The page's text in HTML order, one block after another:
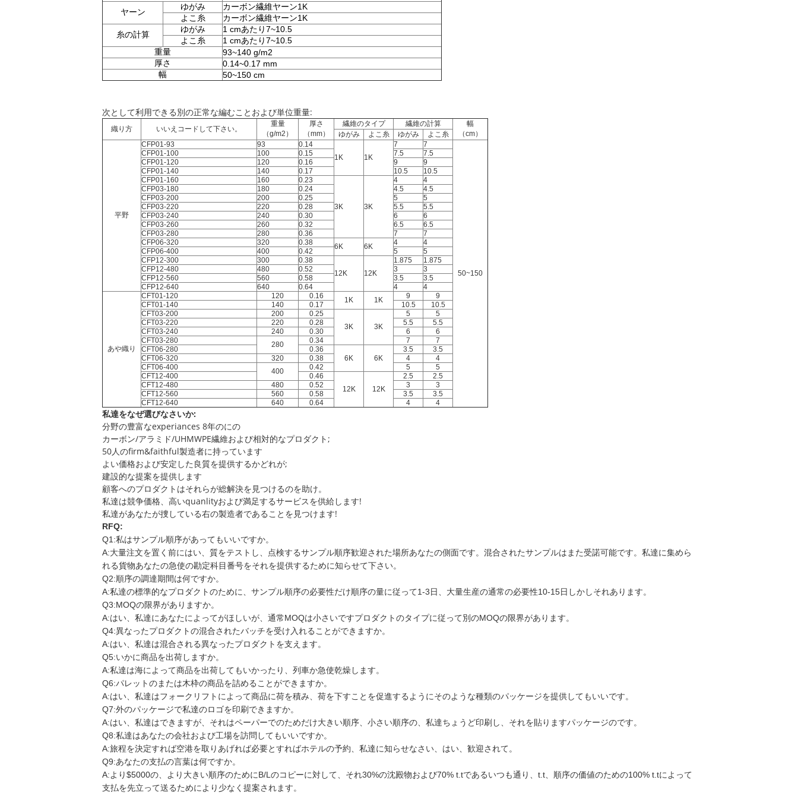
ヤーン
ゆがみ
カーボン繊維ヤーン1K
よこ糸
カーボン繊維ヤーン1K
糸の計算
ゆがみ
1 cmあたり7~10.5
よこ糸
1 cmあたり7~10.5
重量
93~140 g/m2
厚さ
0.14~0.17 mm
幅
50~150 cm
次として利用できる別の正常な編むことおよび単位重量:
織り方 いいえコードして下さい。
重量
（g/m2）
厚さ
（mm）
繊維のタイプ 繊維の計算
幅
（cm）
ゆがみ よこ糸 ゆがみ よこ糸
平野
CFP01-93 93
0.14
1K
1K
7 7
50~150
CFP01-100 100 0.15 7.5
7.5
CFP01-120
120 0.16 9
9
CFP01-140
140 0.17 10.5
10.5
CFP01-160
160 0.23
3K 3K
4
4
CFP03-180
180 0.24 4.5
4.5
CFP03-200
200 0.25 5
5
CFP03-220
220 0.28 5.5
5.5
CFP03-240
240 0.30 6
6
CFP03-260
260 0.32 6.5
6.5
CFP03-280
280 0.36 7
7
CFP06-320
320 0.38 6K 6K 4
4
CFP06-400
400 0.42 5
5
CFP12-300
300
0.38
12K
12K
1.875
1.875
CFP12-480
480 0.52 3
3
CFP12-560
560 0.58 3.5
3.5
CFP12-640
640 0.64 4 4
あや織り
CFT01-120 120 0.16 1K 1K 9
9
CFT01-140
140 0.17 10.5
10.5
CFT03-200
200
0.25
3K
3K
5
5
CFT03-220
220 0.28 5.5
5.5
CFT03-240
240 0.30 6
6
CFT03-280
280 0.34 7
7
CFT06-280
0.36
6K
6K
3.5
3.5
CFT06-320
320 0.38 4
4
CFT06-400
400 0.42 5
5
CFT12-400
0.46
12K
12K
2.5
2.5
CFT12-480
480 0.52 3
3
CFT12-560
560 0.58 3.5
3.5
CFT12-640
640 0.64 4 4
私達をなぜ選びなさいか:
分野の豊富なexperiances 8年のにの
カーボン/アラミド/UHMWPE繊維および相対的なプロダクト;
50人のfirm&faithful製造者に持っています
よい価格および安定した良質を提供するかどれが;
建設的な提案を提供します
顧客へのプロダクトはそれらが総解決を見つけるのを助け。
私達は競争価格、高いquanlityおよび満足するサービスを供給します!
私達があなたが捜している右の製造者であることを見つけます!
RFQ:
Q1:私はサンプル順序があってもいいですか。
A:大量注文を置く前にはい、質をテストし、点検するサンプル順序歓迎された場所あなたの側面です。混合されたサンプルはまた受諾可能です。私達に集めら
れる貨物あなたの急使の勘定科目番号をそれを提供するために知らせて下さい。
Q2:順序の調達期間は何ですか。
A:私達の標準的なプロダクトのために、サンプル順序の必要性だけ順序の量に従って1-3日、大量生産の通常の必要性10-15日しかしそれあります。
Q3:MOQの限界がありますか。
A:はい、私達にあなたによってがほしいが、通常MOQは小さいですプロダクトのタイプに従って別のMOQの限界があります。
Q4:異なったプロダクトの混合されたバッチを受け入れることができますか。
A:はい、私達は混合される異なったプロダクトを支えます。
Q5:いかに商品を出荷しますか。
A:私達は海によって商品を出荷してもいかったり、列車か急使乾燥します。
Q6:パレットのまたは木枠の商品を詰めることができますか。
A:はい、私達はフォークリフトによって商品に荷を積み、荷を下すことを促進するようにそのような種類のパッケージを提供してもいいです。
Q7:外のパッケージで私達のロゴを印刷できますか。
A:はい、私達はできますが、それはペーパーでのためだけ大きい順序、小さい順序の、私達ちょうど印刷し、それを貼りますパッケージのです。
Q8:私達はあなたの会社および工場を訪問してもいいですか。
A:旅程を決定すれば空港を取りあげれば必要とすればホテルの予約、私達に知らせなさい、はい、歓迎されて。
Q9:あなたの支払の言葉は何ですか。
A:より$5000の、より大きい順序のためにB/Lのコピーに対して、それ30%の沈殿物および70% t.tであるいつも通り、t.t、順序の価値のための100% t.tによって
支払を先立って送るためにより少なく提案されます。